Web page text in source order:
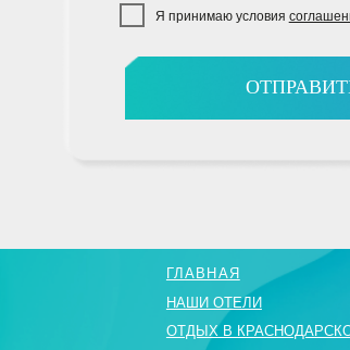
картинки взяты с freepik.com
MARKETING